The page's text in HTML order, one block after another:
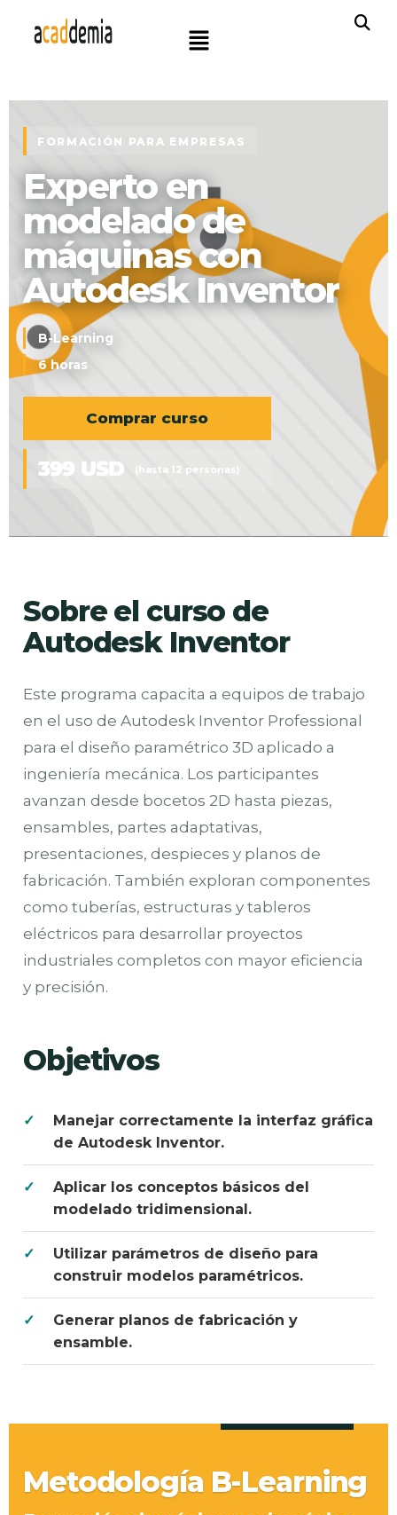
FORMACIÓN PARA EMPRESAS
Experto en
modelado de
máquinascon
Autodesk Inventor
B-Learning
6 horas
Comprar curso
399 USD (hasta 12 personas)
Sobre el curso de
Autodesk Inventor
Este programa capacita a equipos de trabajo
en el uso de Autodesk Inventor Professional
para el diseño paramétrico 3D aplicado a
ingeniería mecánica. Los participantes
avanzan desde bocetos 2D hasta piezas,
ensambles, partes adaptativas,
presentaciones, despieces y planos de
fabricación. También exploran componentes
como tuberías, estructuras y tableros
eléctricos para desarrollar proyectos
industriales completos con mayor eficiencia
y precisión.
Objetivos
Manejar correctamente la interfaz gráfica
de Autodesk Inventor.
Aplicar los conceptos básicos del
modelado tridimensional.
Utilizar parámetros de diseño para
construir modelos paramétricos.
Generar planos de fabricación y
ensamble.
Metodología B-Learning